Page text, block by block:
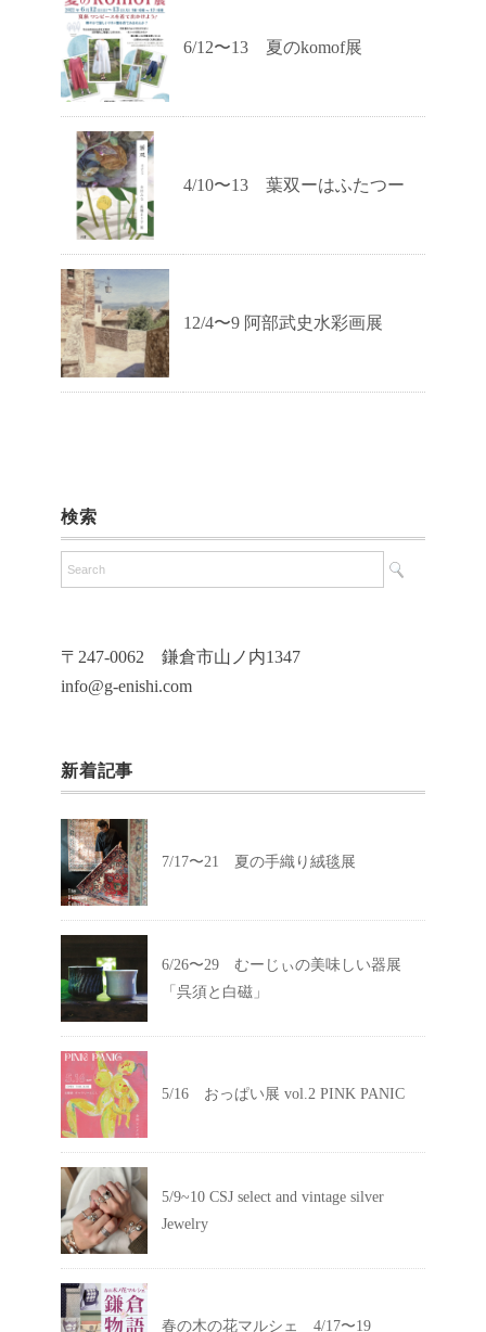
6/12〜13 夏のkomof展
4/10〜13 葉双ーはふたつー
12/4〜9 阿部武史水彩画展
検索
〒247-0062 鎌倉市山ノ内1347
info@g-enishi.com
新着記事
7/17〜21 夏の手織り絨毯展
6/26〜29 むーじぃの美味しい器展
「呉須と白磁」
5/16 おっぱい展 vol.2 PINK PANIC
5/9~10 CSJ select and vintage silver
Jewelry
春の木の花マルシェ 4/17〜19